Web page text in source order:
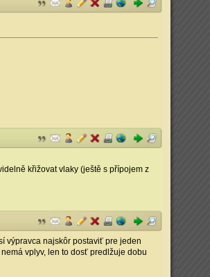
křižovat vlaky (ještě s přípojem z
výpravca najskôr postaviť pre jeden
vplyv, len to dosť predlžuje dobu